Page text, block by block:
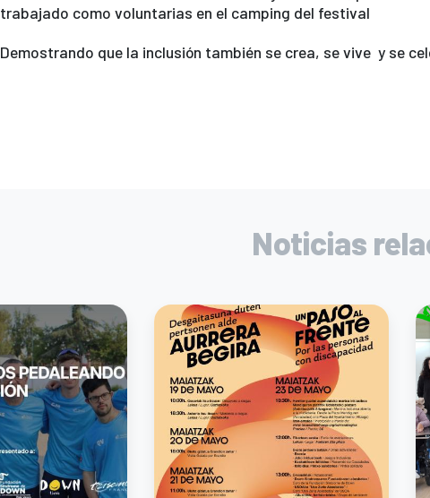
e
b
trabajado como voluntarias en el camping del festival
Demostrando que la inclusión también se crea, se vive y se
Noticias